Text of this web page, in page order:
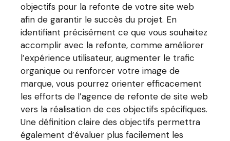
objectifs pour la refonte de votre site web
afin de garantir le succès du projet. En
identifiant précisément ce que vous souhaitez
accomplir avec la refonte, comme améliorer
l’expérience utilisateur, augmenter le trafic
organique ou renforcer votre image de
marque, vous pourrez orienter efficacement
les efforts de l’agence de refonte de site web
vers la réalisation de ces objectifs spécifiques.
Une définition claire des objectifs permettra
également d’évaluer plus facilement les